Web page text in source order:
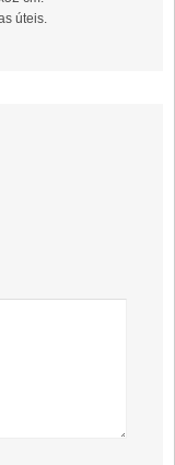
úteis.